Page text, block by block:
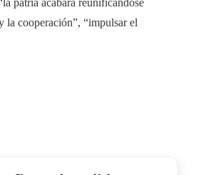
la cooperación”, “impulsar el